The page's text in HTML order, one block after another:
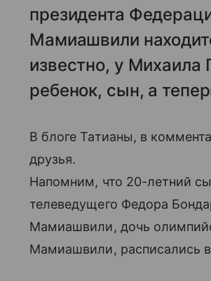
президента
Мамиашвили
известно, у Михаила
ребенок, сын, а
В блоге Татианы, в
друзья.
Напомним, что 20-летний
телеведущего Федора
Мамиашвили, дочь
Мамиашвили, расписались